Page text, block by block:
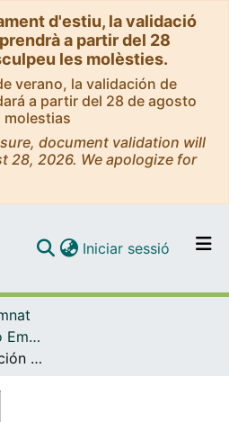
d'estiu, la validació
a partir del 28
les molèsties.
verano, la validación de
a partir del 28 de agosto
molestias
document validation will
28, 2026. We apologize for
Navega per tot el DD
Iniciar sessió (current)
Postgrau - Educació Emocional i Benestar [Semipresencial]
Programa de educación emocional para la FP: Una apuesta por la autoestima